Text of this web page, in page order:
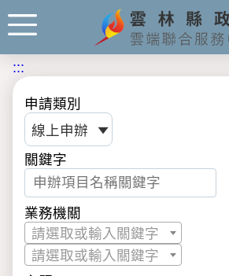
:::
申請類別
關鍵字
業務機關
請選取或輸入關鍵字
請選取或輸入關鍵字